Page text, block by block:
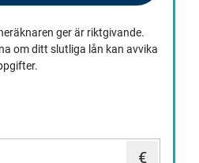
ger är riktgivande.
om ditt slutliga lån kan avvika